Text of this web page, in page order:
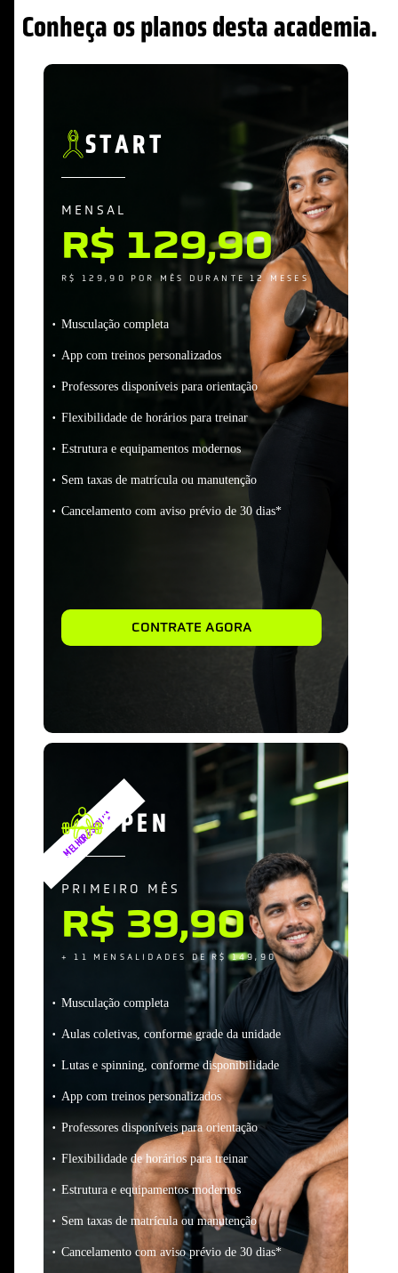
Conheça os planos desta academia.
START
MENSAL
R$ 129,90
R$ 129,90 POR MÊS DURANTE 12 MESES
Musculação completa
App com treinos personalizados
Professores disponíveis para orientação
Flexibilidade de horários para treinar
Estrutura e equipamentos modernos
Sem taxas de matrícula ou manutenção
Cancelamento com aviso prévio de 30 dias*
CONTRATE AGORA
MELHOR ESCOLHAOPEN
PRIMEIRO MÊS
R$ 39,90
+ 11 MENSALIDADES DE R$ 149,90
Musculação completa
Aulas coletivas, conforme grade da unidade
Lutas e spinning, conforme disponibilidade
App com treinos personalizados
Professores disponíveis para orientação
Flexibilidade de horários para treinar
Estrutura e equipamentos modernos
Sem taxas de matrícula ou manutenção
Cancelamento com aviso prévio de 30 dias*